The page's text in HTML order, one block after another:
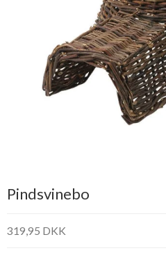
Pindsvinebo
319,95 DKK